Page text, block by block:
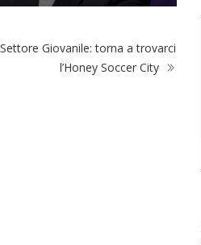
Giovanile: torna a trovarci
l’Honey Soccer City